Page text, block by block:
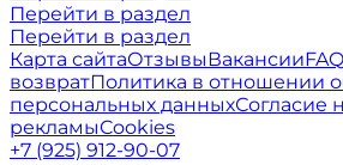
Перейти в раздел
Перейти в раздел
Карта сайтаОтзывыВакансииFAQ
возвратПолитика в отношении
персональных данныхСогласие
рекламыCookies
+7 (925) 912-90-07